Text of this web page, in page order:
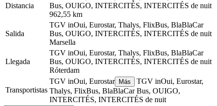
Distancia
Bus, OUIGO, INTERCITÉS, INTERCITÉS de nuit
962,55 km
Salida
TGV inOui, Eurostar, Thalys, FlixBus, BlaBlaCar
Bus, OUIGO, INTERCITÉS, INTERCITÉS de nuit
Marsella
Llegada
TGV inOui, Eurostar, Thalys, FlixBus, BlaBlaCar
Bus, OUIGO, INTERCITÉS, INTERCITÉS de nuit
Róterdam
Transportistas
TGV inOui, Eurostar Más
TGV inOui, Eurostar,
Thalys, FlixBus, BlaBlaCar Bus, OUIGO,
INTERCITÉS, INTERCITÉS de nuit
©CARTO, ©OpenStreetMap